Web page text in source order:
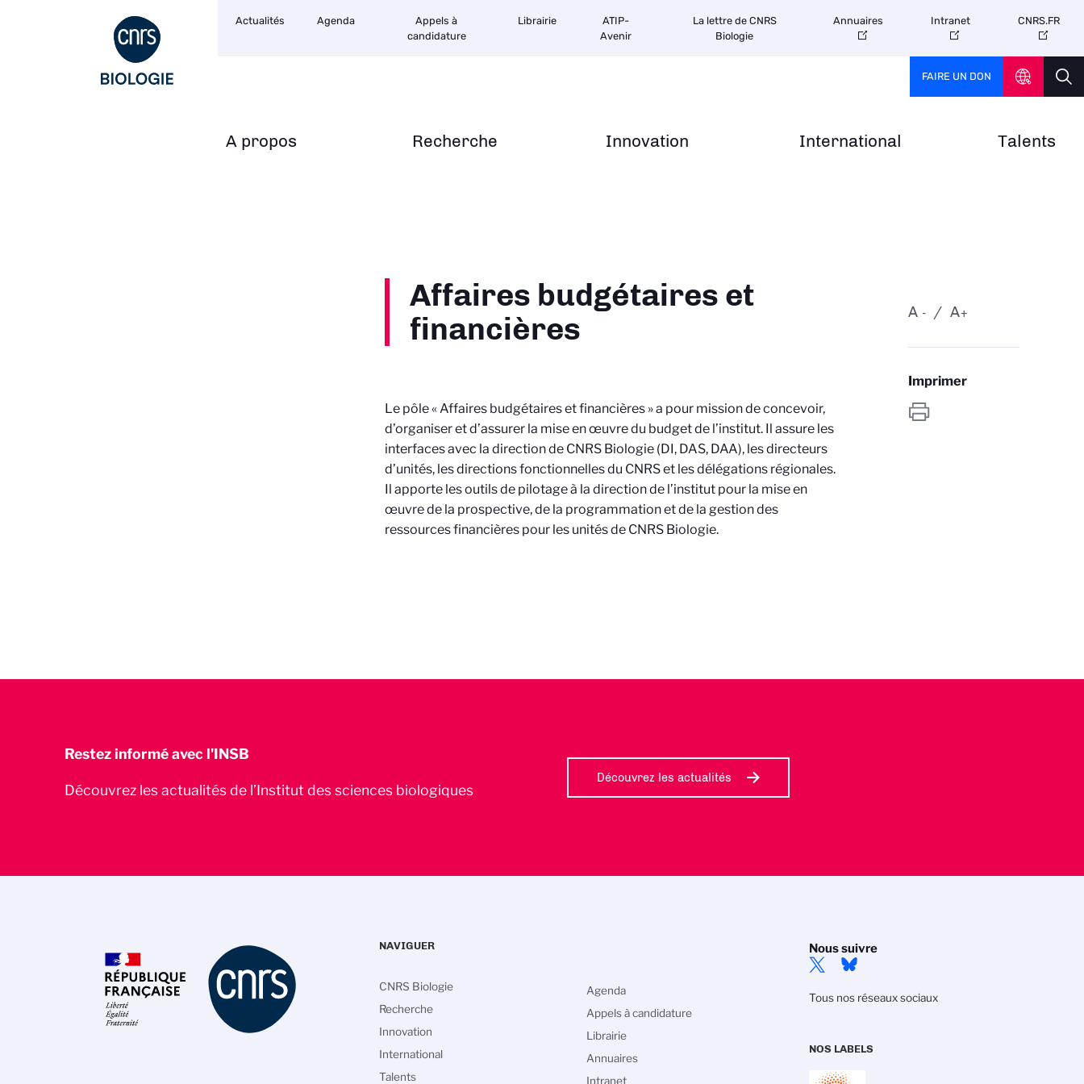
Navigation
A propos Recherche Innovation International Talents
secondaire
Actualités Agenda
Appels à
candidature
Librairie
ATIP-
Avenir
La lettre de CNRS
Biologie
Annuaires Intranet CNRS.FR
FAIRE UN DON
Affaires budgétaires et
financières
Le pôle « Affaires budgétaires et financières » a pour mission de concevoir,
d’organiser et d’assurer la mise en œuvre du budget de l’institut. Il assure les
interfaces avec la direction de CNRS Biologie (DI, DAS, DAA), les directeurs
d’unités, les directions fonctionnelles du CNRS et les délégations régionales.
Il apporte les outils de pilotage à la direction de l’institut pour la mise en
œuvre de la prospective, de la programmation et de la gestion des
ressources financières pour les unités de CNRS Biologie.
-
A +
A
Imprimer
Restez informé avec l'INSB
Découvrez les actualités de l’Institut des sciences biologiques
Découvrez les actualités
Nous suivre
Tous nos réseaux sociaux
NOS LABELS
NAVIGUER
CNRS Biologie
Recherche
Innovation
International
Talents
Agenda
Appels à candidature
Librairie
Annuaires
Intranet